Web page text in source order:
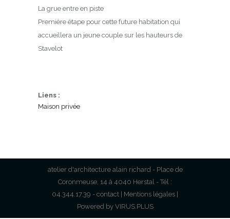
La grue entre en piste
Première étape pour cette future habitation qui
accueillera un jeune couple sur les hauteurs de
Stavelot
Liens :
Maison privée
atelier d'architecture alain richard - Place de
Coronmeuse, 14 à 4040 Herstal - Tél :
04.344.17.39 - contact Mentions légales
Powered by VIRUS.PLUS